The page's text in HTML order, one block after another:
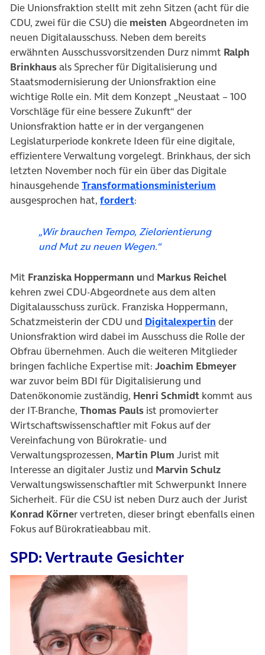
Die Unionsfraktion stellt mit zehn Sitzen (acht für die
CDU, zwei für die CSU) die meisten Abgeordneten im
neuen Digitalausschuss. Neben dem bereits
erwähnten Ausschussvorsitzenden Durz nimmt Ralph
Brinkhausals Sprecher für Digitalisierung und
Staatsmodernisierung der Unionsfraktion eine
wichtige Rolle ein. Mit dem Konzept „Neustaat – 100
Vorschläge für eine bessere Zukunft“ der
Unionsfraktion hatte er in der vergangenen
Legislaturperiode konkrete Ideen für eine digitale,
effizientere Verwaltung vorgelegt. Brinkhaus, der sich
letzten November noch für ein über das Digitale
hinausgehendeTransformationsministerium
ausgesprochen hat, fordert(öffnet in neuem Tab)
:
„Wir brauchen Tempo, Zielorientierung
und Mut zu neuen Wegen.“
Mit Franziska Hoppermann und Markus Reichel
kehren zwei CDU-Abgeordnete aus dem alten
Digitalausschuss zurück. Franziska Hoppermann,
Schatzmeisterin der CDU und Digitalexpertin (öffnet in
der
Unionsfraktion wird dabei im Ausschuss die Rolle der
Obfrau übernehmen. Auch die weiteren Mitglieder
bringen fachliche Expertise mit: Joachim Ebmeyer
war zuvor beim BDI für Digitalisierung und
Datenökonomie zuständig, Henri Schmidt kommt aus
der IT-Branche, Thomas Pauls ist promovierter
Wirtschaftswissenschaftler mit Fokus auf der
Vereinfachung von Bürokratie- und
Verwaltungsprozessen, Martin Plum Jurist mit
Interesse an digitaler Justiz und Marvin Schulz
Verwaltungswissenschaftler mit Schwerpunkt Innere
Sicherheit. Für die CSU ist neben Durz auch der Jurist
Konrad Körner vertreten, dieser bringt ebenfalls einen
Fokus auf Bürokratieabbau mit.
SPD: Vertraute Gesichter